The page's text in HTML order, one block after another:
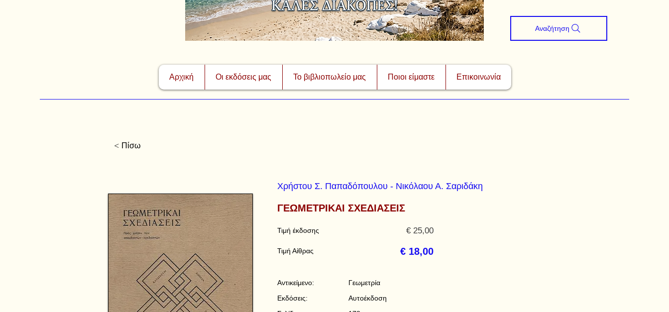
Αρχική Οι εκδόσεις μας Το βιβλιοπωλείο μας Ποιοι είμαστε Επικοινωνία
Αναζήτηση
< Πίσω
Χρήστου Σ. Παπαδόπουλου - Νικόλαου Α. Σαριδάκη
ΓΕΩΜΕΤΡΙΚΑΙ ΣΧΕΔΙΑΣΕΙΣ
Τιμή έκδοσης
Τιμή Αίθρας
€ 25,00
€ 18,00
Αντικείμενο:
Γεωμετρία
Εκδόσεις:
Αυτοέκδοση